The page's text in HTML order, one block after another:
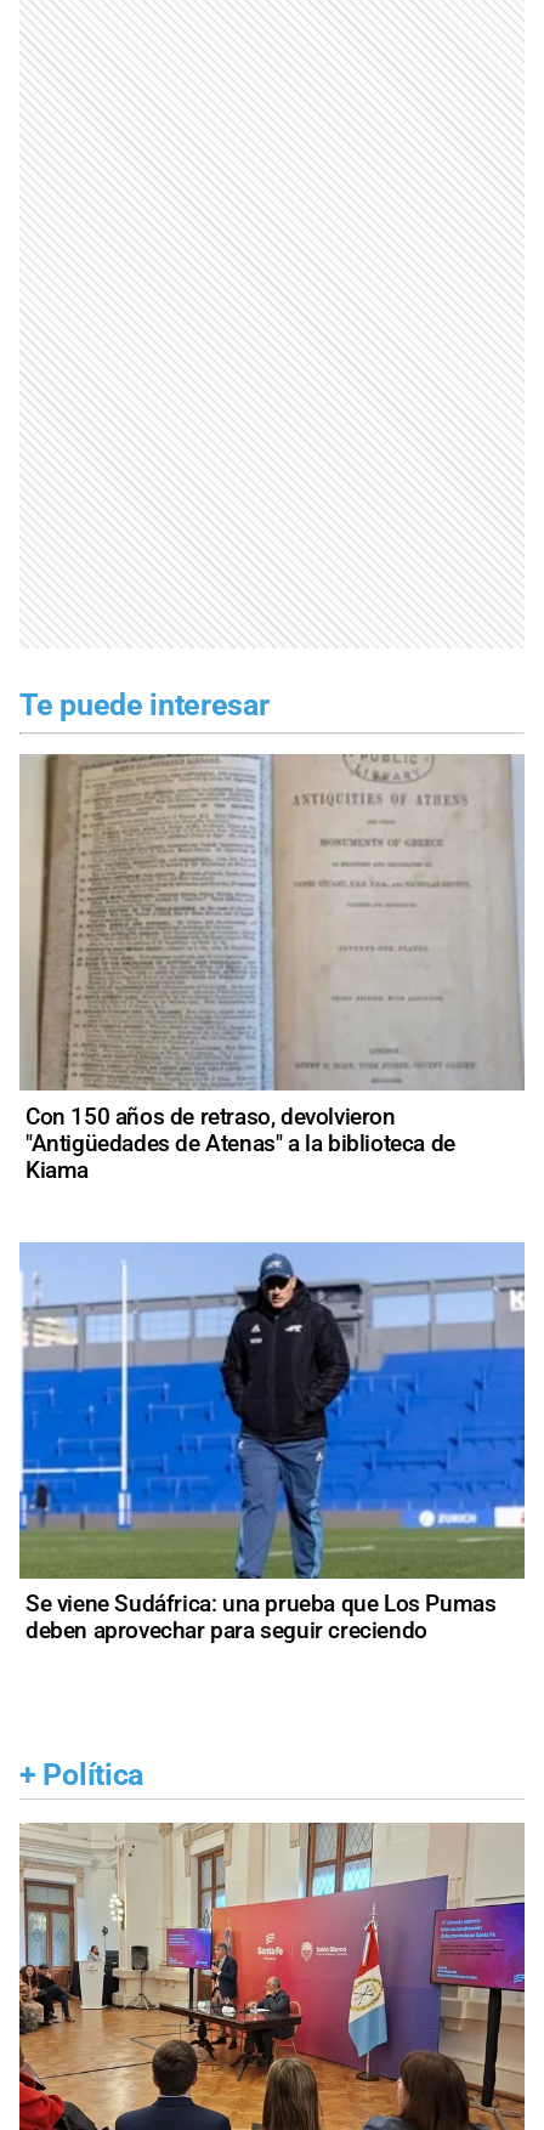
Te puede interesar
Con 150 años de retraso, devolvieron
"Antigüedades de Atenas" a la biblioteca de
Kiama
Se viene Sudáfrica: una prueba que Los Pumas
deben aprovechar para seguir creciendo
+ Política